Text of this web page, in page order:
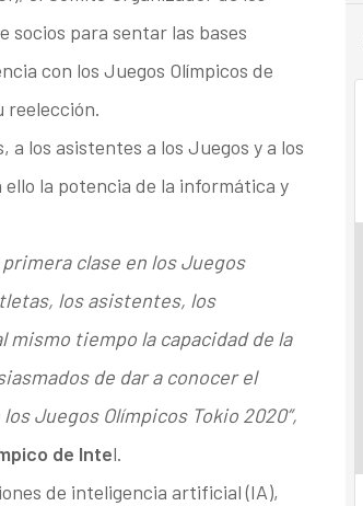
socios para sentar las bases
con los Juegos Olímpicos de
reelección.
los asistentes a los Juegos y a los
la potencia de la informática y
clase en los Juegos
los asistentes, los
tiempo la capacidad de la
de dar a conocer el
Juegos Olímpicos Tokio 2020”,
de Intel.
de inteligencia artificial (IA),